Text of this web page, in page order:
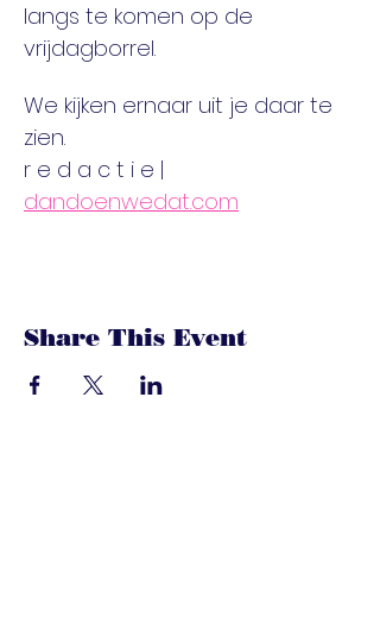
langs te komen op de
vrijdagborrel.
We kijken ernaar uit je daar te
zien.
r e d a c t i e |
dandoenwedat.com
Share This Event